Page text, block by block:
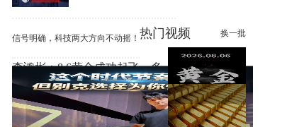
信号明确，科技两大方向不动摇！ 热门视频 换一批
李鸿彬：8.6黄金成功起飞，多
头打响反攻战
黄金大涨，错过机会，总比低